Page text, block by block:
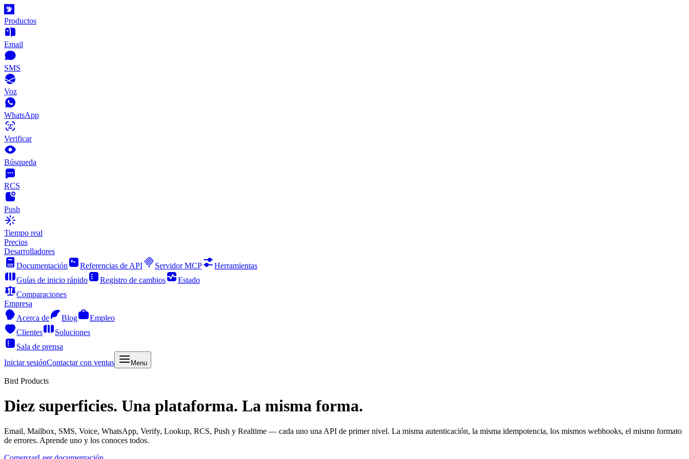
Productos
Email
SMS
Voz
WhatsApp
Verificar
Búsqueda
RCS
Push
Tiempo real
Precios
Desarrolladores
Documentación
Referencias de API Servidor MCP
Herramientas
Guías de inicio rápido
Registro de cambios
Estado
Comparaciones
Empresa
Acerca de
Blog
Empleo
Clientes
Soluciones
Sala de prensa
Iniciar sesiónContactar con ventas Menu
Bird Products
Diez superficies. Una plataforma. La misma forma.
Email, Mailbox, SMS, Voice, WhatsApp, Verify, Lookup, RCS, Push y Realtime — cada uno una API de primer nivel. La misma autenticación, la misma idempotencia, los mismos webhooks, el mismo formato
de errores. Aprende uno y los conoces todos.